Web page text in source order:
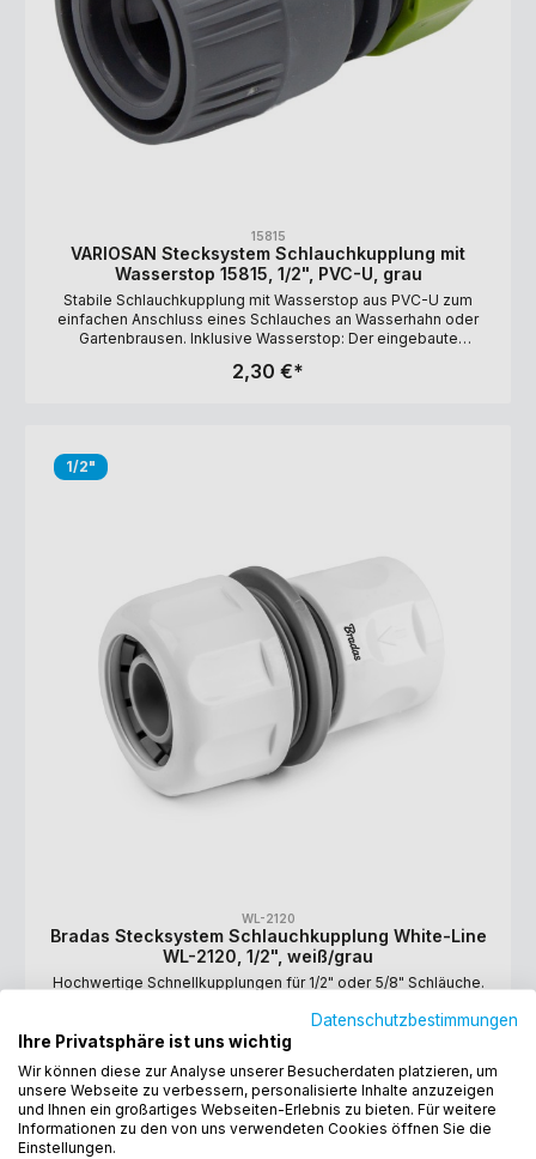
15815
VARIOSAN Stecksystem Schlauchkupplung mit
Wasserstop 15815, 1/2", PVC-U, grau
Stabile Schlauchkupplung mit Wasserstop aus PVC-U zum
einfachen Anschluss eines Schlauches an Wasserhahn oder
Gartenbrausen. Inklusive Wasserstop: Der eingebaute
bei einem Gerätewechsel nicht zum Wasserhahn gehen, um
2,30 €*
1/2"
WL-2120
Bradas Stecksystem Schlauchkupplung White-Line
WL-2120, 1/2", weiß/grau
Hochwertige Schnellkupplungen für 1/2" oder 5/8" Schläuche.
mm. Farbe: weiß/grau
1,59 €*
1/2"
Datenschutzbestimmungen
Ihre Privatsphäre ist uns wichtig
Wir können diese zur Analyse unserer Besucherdaten platzieren, um
unsere Webseite zu verbessern, personalisierte Inhalte anzuzeigen
und Ihnen ein großartiges Webseiten-Erlebnis zu bieten. Für weitere
Informationen zu den von uns verwendeten Cookies öffnen Sie die
Einstellungen.